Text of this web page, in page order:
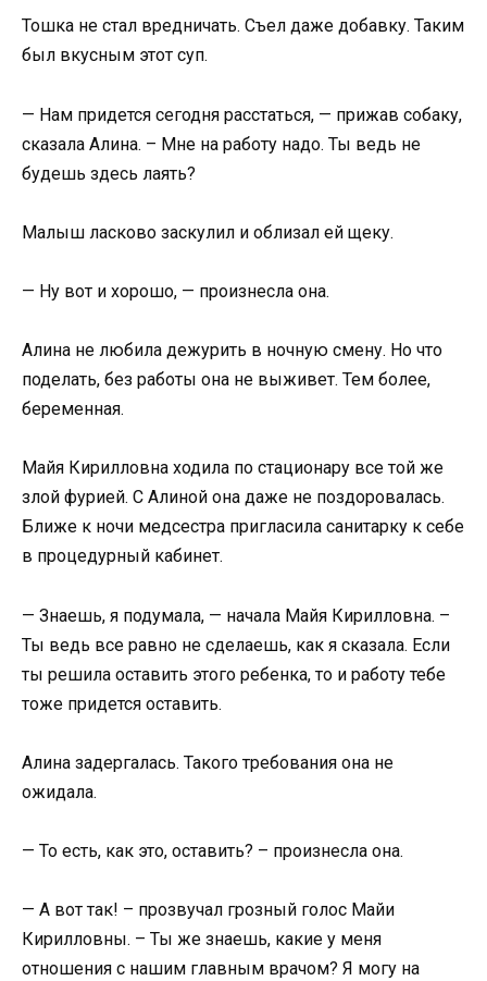
Тошка не стал вредничать. Съел даже добавку. Таким
был вкусным этот суп.
— Нам придется сегодня расстаться, — прижав собаку,
сказала Алина. – Мне на работу надо. Ты ведь не
будешь здесь лаять?
Малыш ласково заскулил и облизал ей щеку.
— Ну вот и хорошо, — произнесла она.
Алина не любила дежурить в ночную смену. Но что
поделать, без работы она не выживет. Тем более,
беременная.
Майя Кирилловна ходила по стационару все той же
злой фурией. С Алиной она даже не поздоровалась.
Ближе к ночи медсестра пригласила санитарку к себе
в процедурный кабинет.
— Знаешь, я подумала, — начала Майя Кирилловна. –
Ты ведь все равно не сделаешь, как я сказала. Если
ты решила оставить этого ребенка, то и работу тебе
тоже придется оставить.
Алина задергалась. Такого требования она не
ожидала.
— То есть, как это, оставить? – произнесла она.
— А вот так! – прозвучал грозный голос Майи
Кирилловны. – Ты же знаешь, какие у меня
отношения с нашим главным врачом? Я могу на